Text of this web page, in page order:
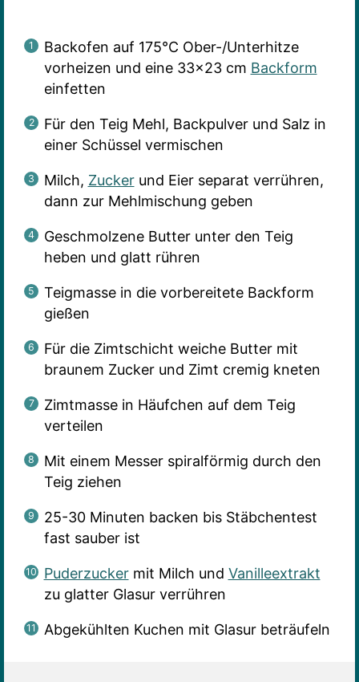
Backofen auf 175°C Ober-/Unterhitze
vorheizen und eine 33×23 cm Backform
einfetten
Für den Teig Mehl, Backpulver und Salz in
einer Schüssel vermischen
Milch, Zuckerund Eier separat verrühren,
dann zur Mehlmischung geben
Geschmolzene Butter unter den Teig
heben und glatt rühren
Teigmasse in die vorbereitete Backform
gießen
Für die Zimtschicht weiche Butter mit
braunem Zucker und Zimt cremig kneten
Zimtmasse in Häufchen auf dem Teig
verteilen
Mit einem Messer spiralförmig durch den
Teig ziehen
25-30 Minuten backen bis Stäbchentest
fast sauber ist
Puderzuckermit Milch und Vanilleextrakt
zu glatter Glasur verrühren
Abgekühlten Kuchen mit Glasur beträufeln